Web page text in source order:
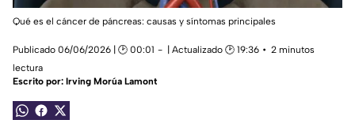
Qué es el cáncer de páncreas: causas y síntomas principales
Publicado 06/06/2026 | 🕑 00:01 | Actualizado 🕑 19:36
2 minutos
lectura
Escrito por: Irving Morúa Lamont